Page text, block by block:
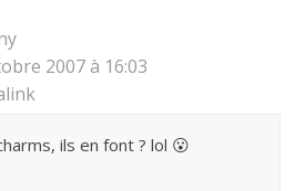
2007 à 16:03
ils en font ? lol 😮